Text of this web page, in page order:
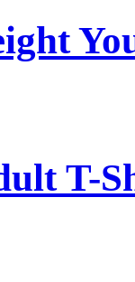
T-